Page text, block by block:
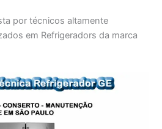
por técnicos altamente
em Refrigeradors da marca